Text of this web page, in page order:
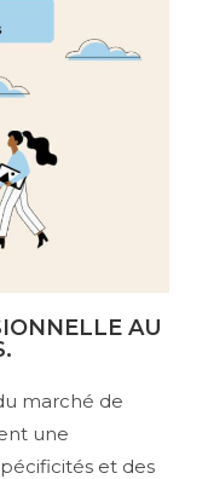
AU
marché de
une
et des